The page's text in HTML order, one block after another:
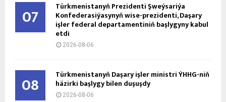
07 Türkmenistanyň Prezidenti Şweýsariýa
Konfederasiýasynyň wise-prezidenti, Daşary
işler federal departamentiniň başlygyny kabul
etdi
2026-08-06
08 Türkmenistanyň Daşary işler ministri ÝHHG-niň
häzirki başlygy bilen duşuşdy
2026-08-06